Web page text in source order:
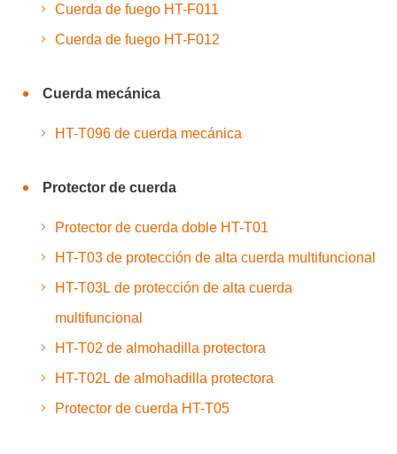
Cuerda de fuego HT-F011
Cuerda de fuego HT-F012
Cuerda mecánica
HT-T096 de cuerda mecánica
Protector de cuerda
Protector de cuerda doble HT-T01
HT-T03 de protección de alta cuerda multifuncional
HT-T03L de protección de alta cuerda
multifuncional
HT-T02 de almohadilla protectora
HT-T02L de almohadilla protectora
Protector de cuerda HT-T05